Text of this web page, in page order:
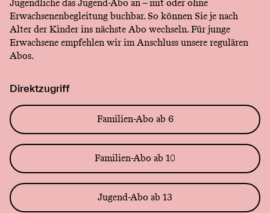
Erwachsenenbegleitung buchbar. So können Sie je nach
Alter der Kinder ins nächste Abo wechseln. Für junge
Erwachsene empfehlen wir im Anschluss unsere regulären
Abos.
Direktzugriff
Familien-Abo ab 6
Familien-Abo ab 10
Jugend-Abo ab 13